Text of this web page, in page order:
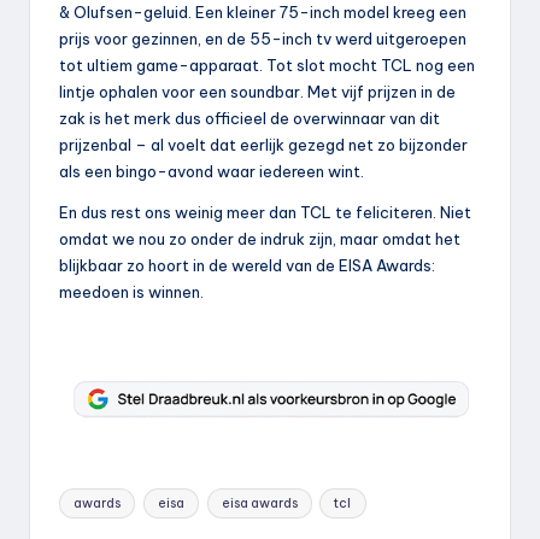
& Olufsen-geluid. Een kleiner 75-inch model kreeg een
prijs voor gezinnen, en de 55-inch tv werd uitgeroepen
tot ultiem game-apparaat. Tot slot mocht TCL nog een
lintje ophalen voor een soundbar. Met vijf prijzen in de
zak is het merk dus officieel de overwinnaar van dit
prijzenbal – al voelt dat eerlijk gezegd net zo bijzonder
als een bingo-avond waar iedereen wint.
En dus rest ons weinig meer dan TCL te feliciteren. Niet
omdat we nou zo onder de indruk zijn, maar omdat het
blijkbaar zo hoort in de wereld van de EISA Awards:
meedoen is winnen.
Tags:
awards eisa eisa awards tcl